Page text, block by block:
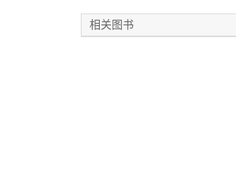
相关图书